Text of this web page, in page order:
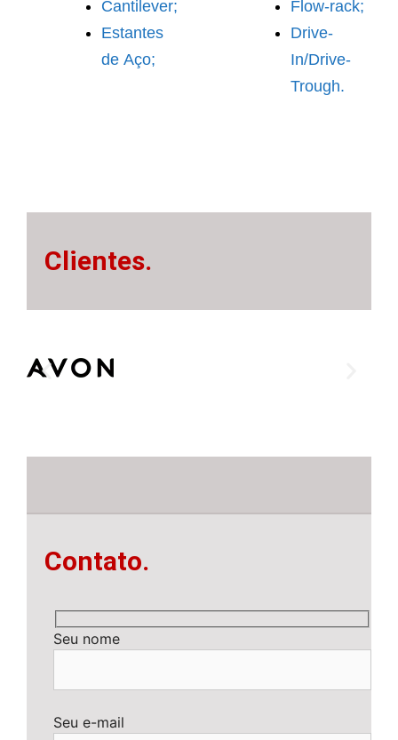
Cantilever;
Estantes
de Aço;
Flow-rack;
Drive-
In/Drive-
Trough.
Clientes.
Contato.
Seu nome
Seu e-mail